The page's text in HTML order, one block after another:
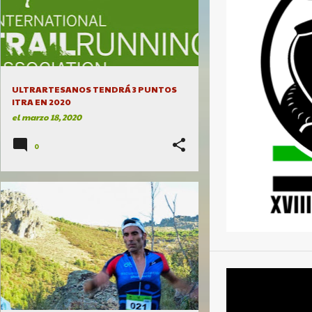
ULTRARTESANOS TENDRÁ 3 PUNTOS
ITRA EN 2020
elmarzo 18, 2020
0